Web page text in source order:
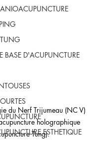
BASE D'ACUPUNCTURE
ESTHETIQUE
du Nerf Trijumeau (NC V)
holographique
Tung).